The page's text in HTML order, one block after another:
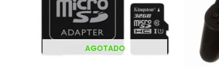
AGOTADO